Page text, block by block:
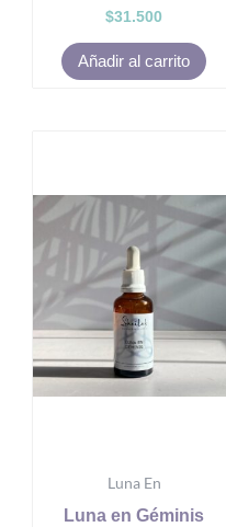
$31.500
Añadir al carrito
Luna En
Luna en Géminis